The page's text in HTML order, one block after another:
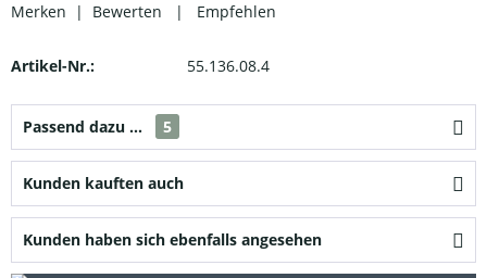
Merken | Bewerten | Empfehlen
Artikel-Nr.: 55.136.08.4
Passend dazu ... 5
Kunden kauften auch
Kunden haben sich ebenfalls angesehen